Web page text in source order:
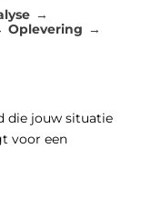
Oplevering
die jouw situatie
voor een